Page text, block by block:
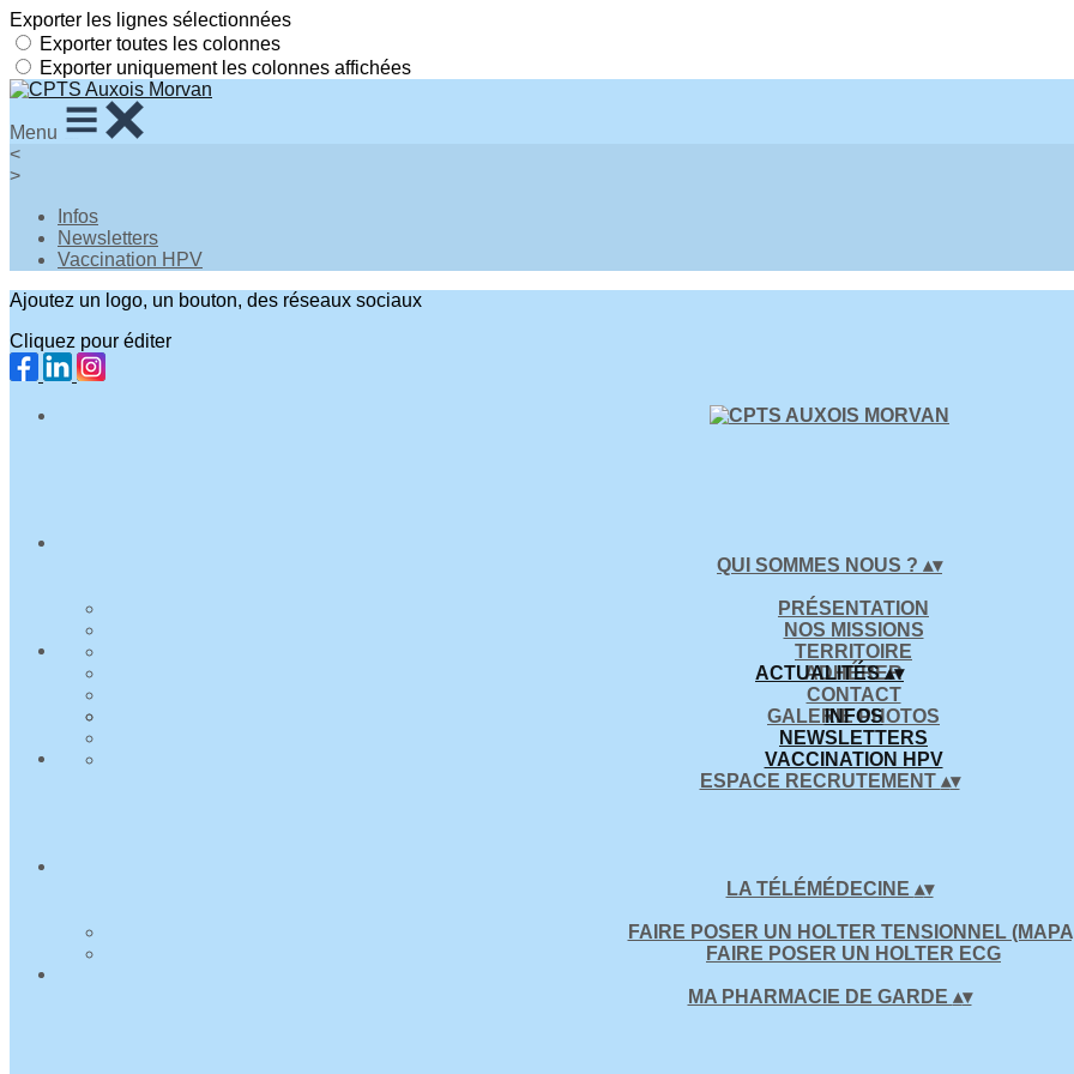
Exporter les lignes sélectionnées
Exporter toutes les colonnes
Exporter uniquement les colonnes affichées
Menu
<
>
Infos
Newsletters
Vaccination HPV
Ajoutez un logo, un bouton, des réseaux sociaux
Cliquez pour éditer
QUI SOMMES NOUS ? ▴▾
PRÉSENTATION
NOS MISSIONS
TERRITOIRE
ADHÉRER
CONTACT
GALERIE PHOTOS
ACTUALITÉS▴▾
INFOS
NEWSLETTERS
VACCINATION HPV
ESPACE RECRUTEMENT ▴▾
LA TÉLÉMÉDECINE ▴▾
FAIRE POSER UN HOLTER TENSIONNEL
FAIRE POSER UN HOLTER ECG
MA PHARMACIE DE GARDE ▴▾